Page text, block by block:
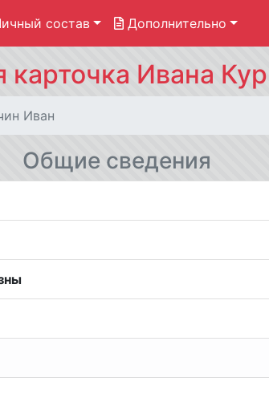
состав Дополнительно
карточка Ивана
Иван
Общие сведения